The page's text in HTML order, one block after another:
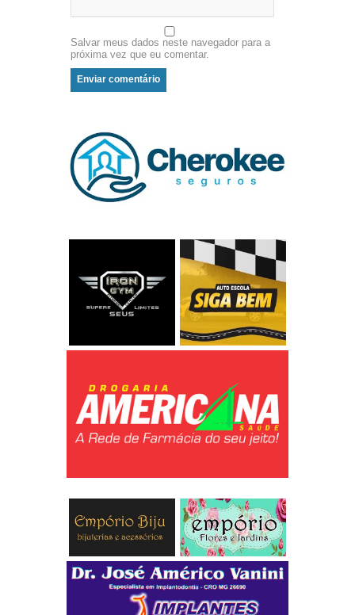
Salvar meus dados neste navegador para a
próxima vez que eu comentar.